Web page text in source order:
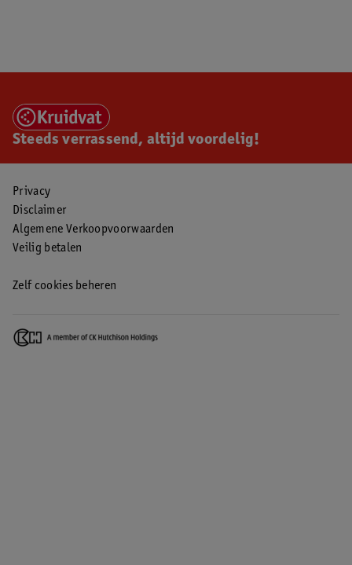
Steeds verrassend, altijd voordelig!
Privacy
Disclaimer
Algemene Verkoopvoorwaarden
Veilig betalen
Zelf cookies beheren